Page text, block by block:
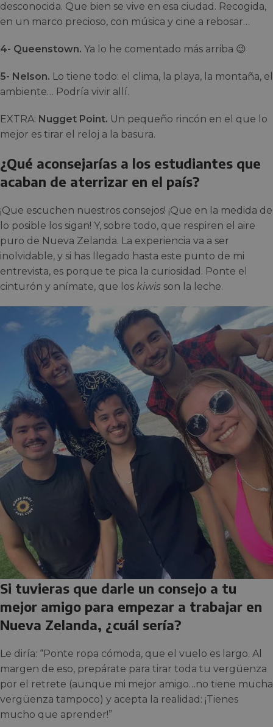
desconocida. Que bien se vive en esa ciudad. Recogida,
en un marco precioso, con música y cine a rebosar…
4- Queenstown. Ya lo he comentado más arriba 😉
5- Nelson. Lo tiene todo: el clima, la playa, la montaña, el
ambiente… Podría vivir allí.
EXTRA: Nugget Point. Un pequeño rincón en el que lo
mejor es tirar el reloj a la basura.
¿Qué aconsejarías a los estudiantes que
acaban de aterrizar en el país?
¡Que escuchen nuestros consejos! ¡Que en la medida de
lo posible los sigan! Y, sobre todo, que respiren el aire
puro de Nueva Zelanda. La experiencia va a ser
inolvidable, y si has llegado hasta este punto de mi
entrevista, es porque te pica la curiosidad. Ponte el
cinturón y anímate, que los kiwis son la leche.
Si tuvieras que darle un consejo a tu
mejor amigo para empezar a trabajar en
Nueva Zelanda, ¿cuál sería?
Le diría: “Ponte ropa cómoda, que el vuelo es largo. Al
margen de eso, prepárate para tirar toda tu vergüenza
por el retrete (aunque mi mejor amigo…no tiene mucha
vergüenza tampoco) y acepta la realidad: ¡Tienes
mucho que aprender!”